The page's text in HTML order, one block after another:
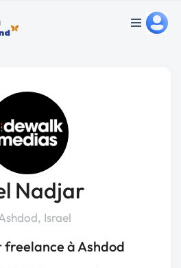
Nadjar
Israel
à Ashdod